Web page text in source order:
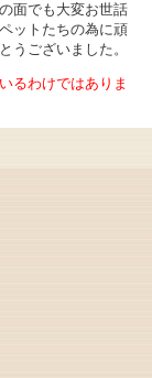
面でも大変お世話
ットたちの為に頑
うございました。
るわけではありま